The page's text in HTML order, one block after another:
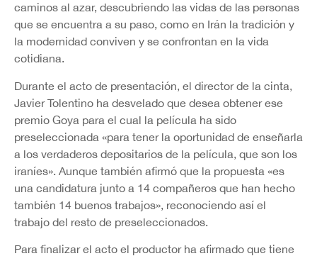
caminos al azar, descubriendo las vidas de las personas
que se encuentra a su paso, como en Irán la tradición y
la modernidad conviven y se confrontan en la vida
cotidiana.
Durante el acto de presentación, el director de la cinta,
Javier Tolentino ha desvelado que desea obtener ese
premio Goya para el cual la película ha sido
preseleccionada «para tener la oportunidad de enseñarla
a los verdaderos depositarios de la película, que son los
iraníes». Aunque también afirmó que la propuesta «es
una candidatura junto a 14 compañeros que han hecho
también 14 buenos trabajos», reconociendo así el
trabajo del resto de preseleccionados.
Para finalizar el acto el productor ha afirmado que tiene